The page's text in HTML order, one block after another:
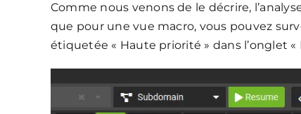
Comme nous venons de le décrire,
que pour une vue macro, vous pouvez
étiquetée « Haute priorité » dans l’onglet «